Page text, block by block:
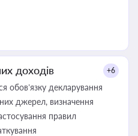
доходів +6
обов’язку декларування
джерел, визначення
правил